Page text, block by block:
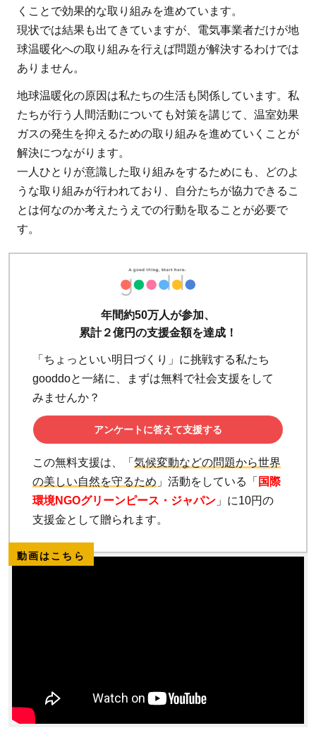
くことで効果的な取り組みを進めています。
現状では結果も出てきていますが、電気事業者だけが地
球温暖化への取り組みを行えば問題が解決するわけでは
ありません。
地球温暖化の原因は私たちの生活も関係しています。私
たちが行う人間活動についても対策を講じて、温室効果
ガスの発生を抑えるための取り組みを進めていくことが
解決につながります。
一人ひとりが意識した取り組みをするためにも、どのよ
うな取り組みが行われており、自分たちが協力できるこ
とは何なのか考えたうえでの行動を取ることが必要で
す。
年間約50万人が参加、
累計２億円の支援金額を達成！
「ちょっといい明日づくり」に挑戦する私たち
gooddoと一緒に、まずは無料で社会支援をして
みませんか？
アンケートに答えて支援する
この無料支援は、「 気候変動などの問題から世界
の美しい自然を守るため 」活動をしている「 国際
環境NGOグリーンピース・ジャパン 」に10円の
支援金として贈られます。
動画はこちら